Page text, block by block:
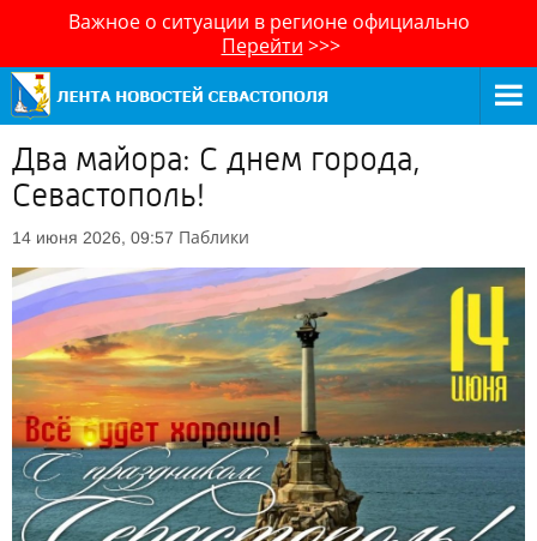
Важное о ситуации в регионе официально
Перейти >>>
Два майора: C днем города,
Севастополь!
14 июня 2026, 09:57 Паблики